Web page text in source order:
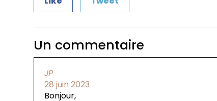
Un commentaire
JP
28 juin 2023
Bonjour,